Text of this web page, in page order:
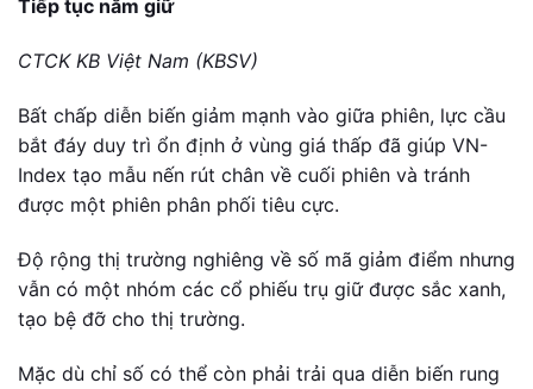
Tiếp tục nắm giữ
CTCK KB Việt Nam (KBSV)
Bất chấp diễn biến giảm mạnh vào giữa phiên, lực cầu
bắt đáy duy trì ổn định ở vùng giá thấp đã giúp VN-
Index tạo mẫu nến rút chân về cuối phiên và tránh
được một phiên phân phối tiêu cực.
Độ rộng thị trường nghiêng về số mã giảm điểm nhưng
vẫn có một nhóm các cổ phiếu trụ giữ được sắc xanh,
tạo bệ đỡ cho thị trường.
Mặc dù chỉ số có thể còn phải trải qua diễn biến rung